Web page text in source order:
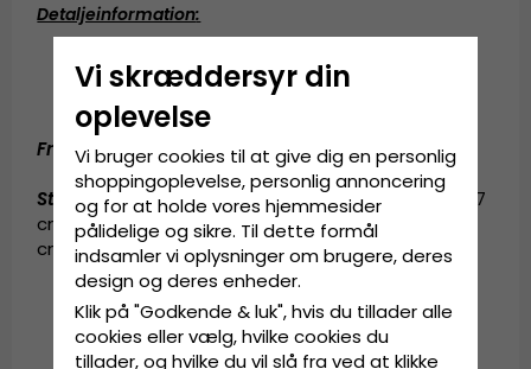
Detaljeinformation:
Fremstillet af100 procent bomuld.
Foret med satin.
Fremstillet af:100 procent bomuld.
Størrelsesinformation:Small - 55 cm. Medium - 57
cm. Large - 59 cm. X-Large - 61 cm. XX-Large - 63
cm.
Vi skræddersyr din
oplevelse
Vi bruger cookies til at give dig en personlig
shoppingoplevelse, personlig annoncering
og for at holde vores hjemmesider
pålidelige og sikre. Til dette formål
indsamler vi oplysninger om brugere, deres
design og deres enheder.
Klik på "Godkende & luk", hvis du tillader alle
cookies eller vælg, hvilke cookies du
tillader, og hvilke du vil slå fra ved at klikke